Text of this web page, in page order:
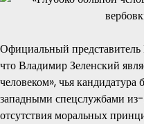
Официальный
что Владимир Зеленский
человеком», чья
западными спецслужбами из-
отсутствия моральных